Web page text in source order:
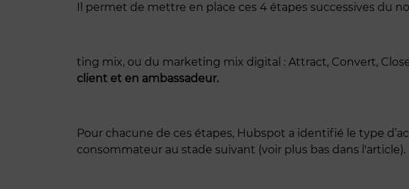
Il permet de mettre en place ces 4 étapes successives du
ting mix, ou du marketing mix digital : Attract, Convert,
client et en ambassadeur.
Pour chacune de ces étapes, Hubspot a identifié le type
consommateur au stade suivant (voir plus bas dans l'article).